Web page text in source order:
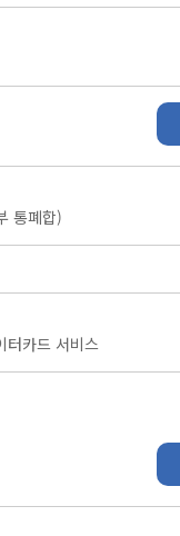
통폐합)
터카드 서비스